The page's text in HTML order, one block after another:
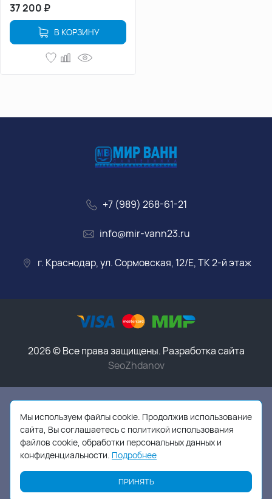
37 200 ₽
В КОРЗИНУ
+7 (989) 268-61-21
info@mir-vann23.ru
г. Краснодар, ул. Сормовская, 12/Е, ТК 2-й этаж
2026 © Все права защищены. Разработка сайта
SeoZhdanov
Данный интернет-магазин носит исключительно
информационный характер и ни при каких условиях
информационные материалы, размеры, фото и цены
сайта не являются публичной офертой, в соответствии
с пунктом 2 статьи 437 ГК РФ
Мы используем файлы cookie. Продолжив использование
сайта, Вы соглашаетесь с политикой использования
файлов cookie, обработки персональных данных и
конфиденциальности. Подробнее
ПРИНЯТЬ